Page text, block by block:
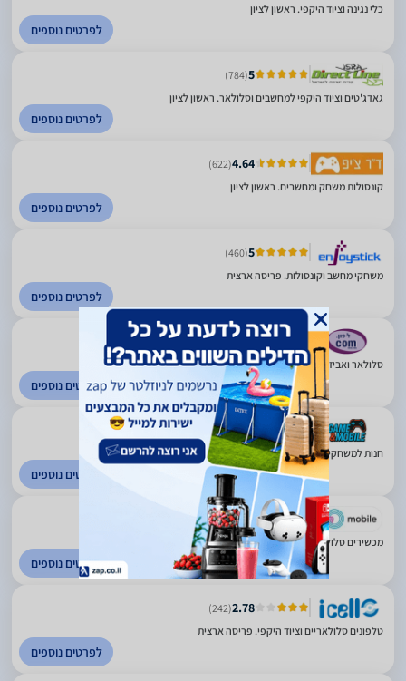
כלי נגינה וציוד היקפי. ראשון לציון
לפרטים נוספים
5
(784)
גאדג'טים וציוד היקפי למחשבים וסלולאר. ראשון לציון
לפרטים נוספים
4.64
(622)
קונסולות משחק ומחשבים. ראשון לציון
לפרטים נוספים
5
(460)
משחקי מחשב וקונסולות. פריסה ארצית
לפרטים נוספים
4.56
סלולאר ואביזרים. ראשון לציון
לפרטים נוספים
4.8
(785)
חנות למשחקי וידאו וקונסולות. ראשון לציון
לפרטים נוספים
4.86
(6456)
מכשירים סלולרים וציוד נלווה. פריסה ארצית
לפרטים נוספים
2.78
(242)
טלפונים סלולאריים וציוד היקפי. פריסה ארצית
לפרטים נוספים